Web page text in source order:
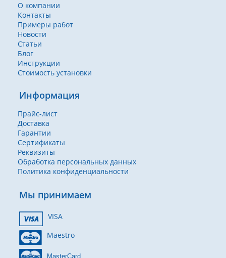
О компании
Контакты
Примеры работ
Новости
Статьи
Блог
Инструкции
Стоимость установки
Информация
Прайс-лист
Доставка
Гарантии
Сертификаты
Реквизиты
Обработка персональных данных
Политика конфиденциальности
Мы принимаем
VISA
Maestro
MasterCard